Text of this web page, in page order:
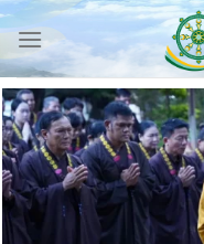
Skip
content